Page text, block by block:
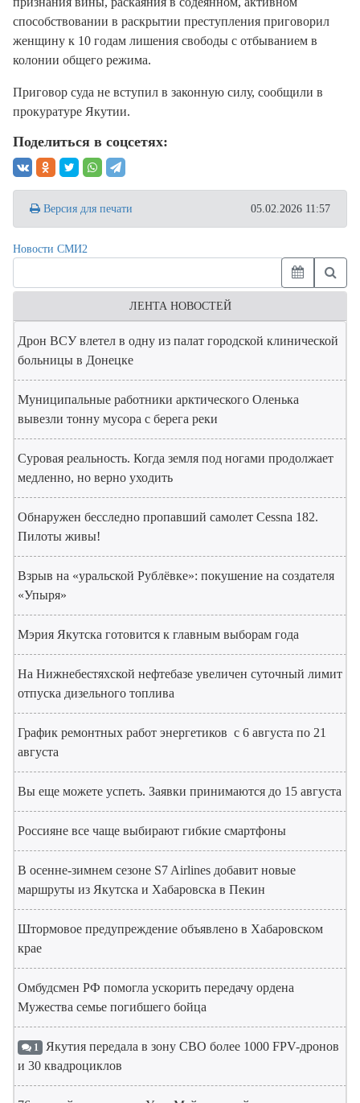
способствовании в раскрытии преступления приговорил
женщину к 10 годам лишения свободы с отбыванием в
колонии общего режима.
Приговор суда не вступил в законную силу, сообщили в
прокуратуре Якутии.
Поделиться в соцсетях:
Версия для печати 05.02.2026 11:57
Новости СМИ2
ЛЕНТА НОВОСТЕЙ
Дрон ВСУ влетел в одну из палат городской клинической
больницы в Донецке
Муниципальные работники арктического Оленька
вывезли тонну мусора с берега реки
Суровая реальность. Когда земля под ногами продолжает
медленно, но верно уходить
Обнаружен бесследно пропавший самолет Cessna 182.
Пилоты живы!
Взрыв на «уральской Рублёвке»: покушение на создателя
«Упыря»
Мэрия Якутска готовится к главным выборам года
На Нижнебестяхской нефтебазе увеличен суточный лимит
отпуска дизельного топлива
График ремонтных работ энергетиков с 6 августа по 21
августа
Вы еще можете успеть. Заявки принимаются до 15 августа
Россияне все чаще выбирают гибкие смартфоны
В осенне-зимнем сезоне S7 Airlines добавит новые
маршруты из Якутска и Хабаровска в Пекин
Штормовое предупреждение объявлено в Хабаровском
крае
Омбудсмен РФ помогла ускорить передачу ордена
Мужества семье погибшего бойца
1 Якутия передала в зону СВО более 1000 FPV-дронов
и 30 квадроциклов